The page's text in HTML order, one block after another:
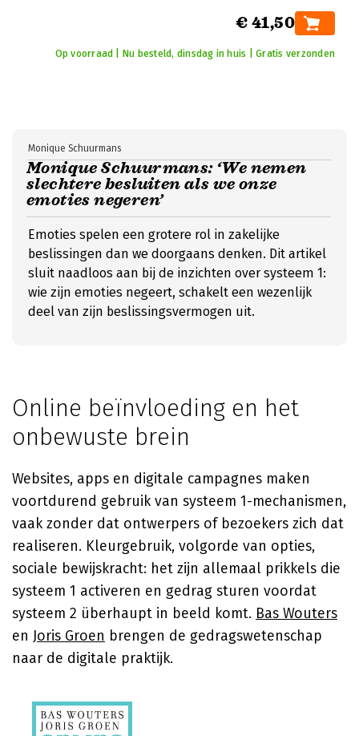
€ 41,50
Op voorraad | Nu besteld, dinsdag in huis | Gratis verzonden
Monique Schuurmans: ‘We nemen
slechtere besluiten als we onze
emoties negeren’
Monique Schuurmans
Emoties spelen een grotere rol in zakelijke
beslissingen dan we doorgaans denken. Dit artikel
sluit naadloos aan bij de inzichten over systeem 1:
wie zijn emoties negeert, schakelt een wezenlijk
deel van zijn beslissingsvermogen uit.
Online beïnvloeding en het
onbewuste brein
Websites, apps en digitale campagnes maken
voortdurend gebruik van systeem 1-mechanismen,
vaak zonder dat ontwerpers of bezoekers zich dat
realiseren. Kleurgebruik, volgorde van opties,
sociale bewijskracht: het zijn allemaal prikkels die
systeem 1 activeren en gedrag sturen voordat
systeem 2 überhaupt in beeld komt. Bas Wouters
en Joris Groen brengen de gedragswetenschap
naar de digitale praktijk.